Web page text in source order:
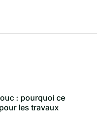
: pourquoi ce
les travaux